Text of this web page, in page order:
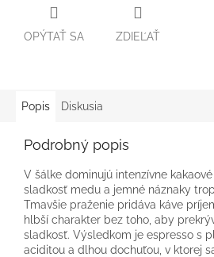
OPÝTAŤ SA ZDIEĽAŤ
Popis Diskusia
Podrobný popis
V šálke dominujú intenzívne
sladkosť medu a jemné náznaky
Tmavšie praženie pridáva káve
hlbší charakter bez toho, aby
sladkosť. Výsledkom je espresso s
aciditou a dlhou dochuťou, v ktorej